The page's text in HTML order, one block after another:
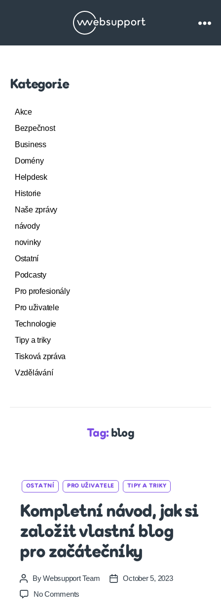
Websupport.cz
Kategorie
Akce
Bezpečnost
Business
Domény
Helpdesk
Historie
Naše zprávy
návody
novinky
Ostatní
Podcasty
Pro profesionály
Pro uživatele
Technologie
Tipy a triky
Tisková zpráva
Vzdělávání
Tag: blog
Categories
OSTATNÍ PRO UŽIVATELE TIPY A TRIKY
Kompletní návod, jak si
založit vlastní blog
pro začátečníky
Post
author
ByWebsupport Team
PostOctober 5, 2023
No Comments